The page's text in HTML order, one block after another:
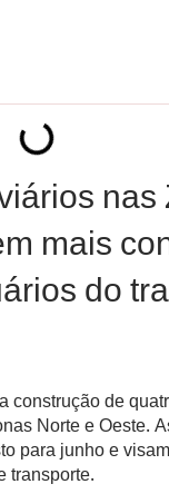
mais
do
construção de
Norte e Oeste.
para junho e
transporte.